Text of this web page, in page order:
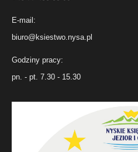
E-mail:
biuro@ksiestwo.nysa.pl
Godziny pracy:
pn. - pt. 7.30 - 15.30